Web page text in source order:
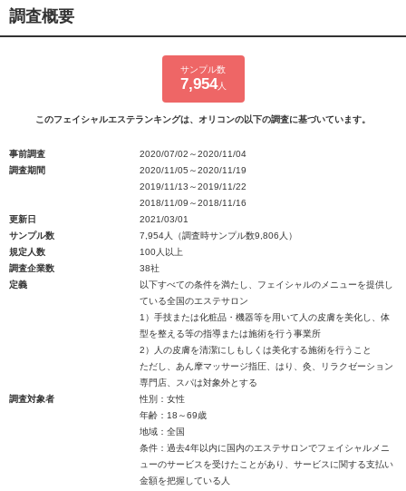
調査概要
サンプル数
7,954人
このフェイシャルエステランキングは、オリコンの以下の調査に基づいています。
事前調査
2020/07/02～2020/11/04
調査期間
2020/11/05～2020/11/19
2019/11/13～2019/11/22
2018/11/09～2018/11/16
更新日
2021/03/01
サンプル数
7,954人（調査時サンプル数9,806人）
規定人数
100人以上
調査企業数
38社
定義
以下すべての条件を満たし、フェイシャルのメニューを提供し
ている全国のエステサロン
1）手技または化粧品・機器等を用いて人の皮膚を美化し、体
型を整える等の指導または施術を行う事業所
2）人の皮膚を清潔にしもしくは美化する施術を行うこと
ただし、あん摩マッサージ指圧、はり、灸、リラクゼーション
専門店、スパは対象外とする
調査対象者
性別：女性
年齢：18～69歳
地域：全国
条件：過去4年以内に国内のエステサロンでフェイシャルメニ
ューのサービスを受けたことがあり、サービスに関する支払い
金額を把握している人